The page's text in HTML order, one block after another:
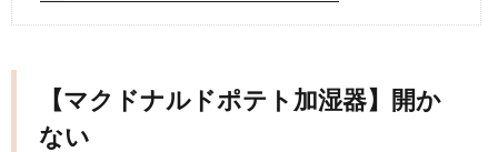
【マクドナルドポテト加湿器】開か
ない